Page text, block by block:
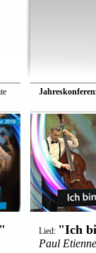
Lied: "Ich
Paul Etienne